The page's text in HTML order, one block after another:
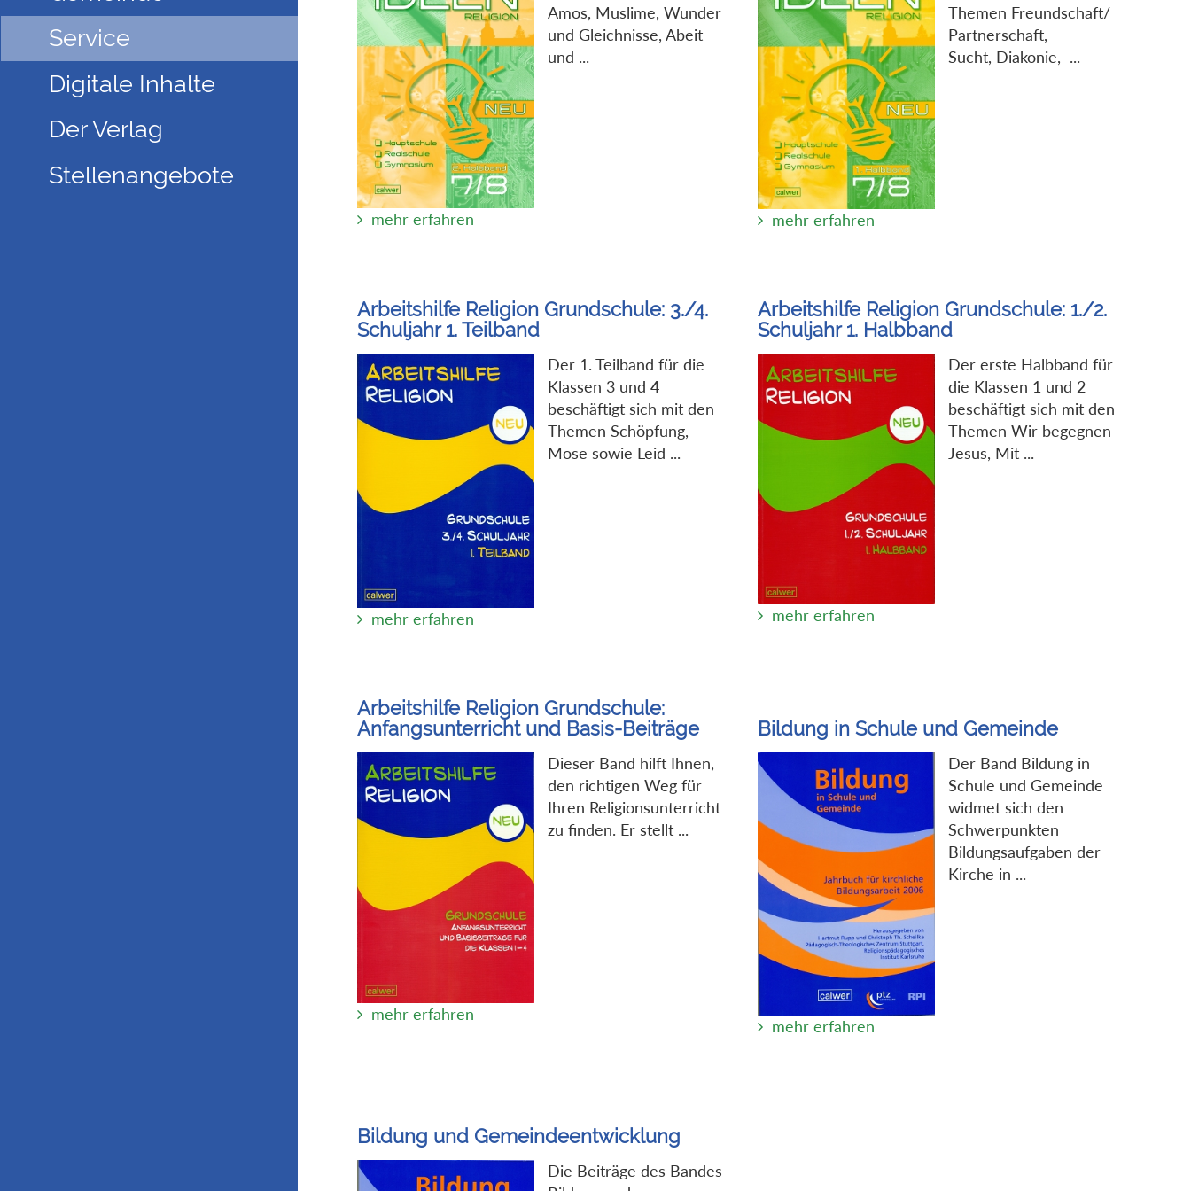
Service
Digitale Inhalte
Der Verlag
Stellenangebote
Amos, Muslime, Wunder
und Gleichnisse, Abeit
und ...
mehr erfahren
Themen Freundschaft/
Partnerschaft,
Sucht, Diakonie, ...
mehr erfahren
Arbeitshilfe Religion Grundschule: 3./4.
Schuljahr 1. Teilband
Der 1. Teilband für die
Klassen 3 und 4
beschäftigt sich mit den
Themen Schöpfung,
Mose sowie Leid ...
mehr erfahren
Arbeitshilfe Religion Grundschule: 1./2.
Schuljahr 1. Halbband
Der erste Halbband für
die Klassen 1 und 2
beschäftigt sich mit den
Themen Wir begegnen
Jesus, Mit ...
mehr erfahren
Arbeitshilfe Religion Grundschule:
Anfangsunterricht und Basis-Beiträge
Dieser Band hilft Ihnen,
den richtigen Weg für
Ihren Religionsunterricht
zu finden. Er stellt ...
mehr erfahren
Bildung in Schule und Gemeinde
Der Band Bildung in
Schule und Gemeinde
widmet sich den
Schwerpunkten
Bildungsaufgaben der
Kirche in ...
mehr erfahren
Bildung und Gemeindeentwicklung
Die Beiträge des Bandes